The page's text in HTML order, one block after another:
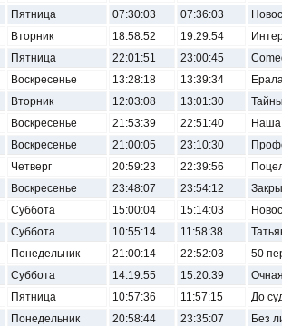
Пятница 07:30:03 07:36:03
Вторник 18:58:52 19:29:54
Пятница 22:01:51 23:00:45
Воскресенье 13:28:18 13:39:34
Вторник 12:03:08 13:01:30
Воскресенье 21:53:39 22:51:40
Наша
Воскресенье 21:00:05 23:10:30
Четверг 20:59:23 22:39:56
Воскресенье 23:48:07 23:54:12
Суббота 15:00:04 15:14:03
Суббота 10:55:14 11:58:38
Понедельник 21:00:14 22:52:03
50
Суббота 14:19:55 15:20:39
Пятница 10:57:36 11:57:15
До
Понедельник 20:58:44 23:35:07
Без